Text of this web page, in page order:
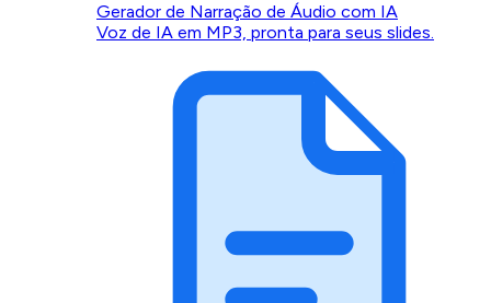
Gerador de Narração de Áudio com IA
Voz de IA em MP3, pronta para seus slides.